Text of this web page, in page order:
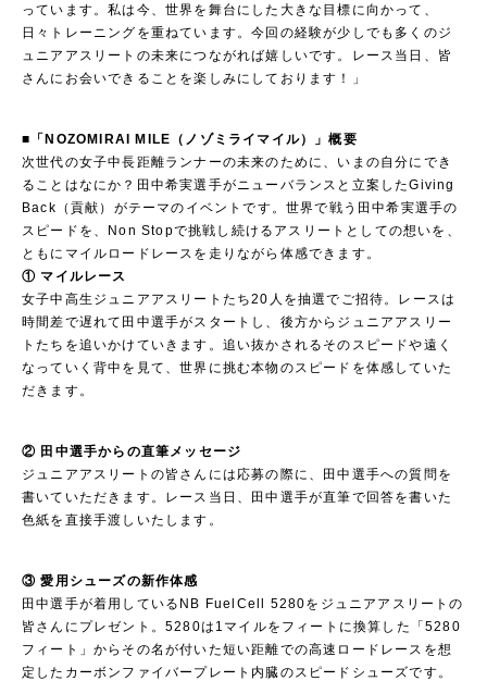
っています。私は今、世界を舞台にした大きな目標に向かって、
日々トレーニングを重ねています。今回の経験が少しでも多くのジ
ュニアアスリートの未来につながれば嬉しいです。レース当日、皆
さんにお会いできることを楽しみにしております！」
■「NOZOMIRAI MILE（ノゾミライマイル）」概要
次世代の女子中長距離ランナーの未来のために、いまの自分にでき
ることはなにか？田中希実選手がニューバランスと立案したGiving
Back（貢献）がテーマのイベントです。世界で戦う田中希実選手の
スピードを、Non Stopで挑戦し続けるアスリートとしての想いを、
ともにマイルロードレースを走りながら体感できます。
① マイルレース
女子中高生ジュニアアスリートたち20人を抽選でご招待。レースは
時間差で遅れて田中選手がスタートし、後方からジュニアアスリー
トたちを追いかけていきます。追い抜かされるそのスピードや遠く
なっていく背中を見て、世界に挑む本物のスピードを体感していた
だきます。
② 田中選手からの直筆メッセージ
ジュニアアスリートの皆さんには応募の際に、田中選手への質問を
書いていただきます。レース当日、田中選手が直筆で回答を書いた
色紙を直接手渡しいたします。
③ 愛用シューズの新作体感
田中選手が着用しているNB FuelCell 5280をジュニアアスリートの
皆さんにプレゼント。5280は1マイルをフィートに換算した「5280
フィート」からその名が付いた短い距離での高速ロードレースを想
定したカーボンファイバープレート内臓のスピードシューズです。